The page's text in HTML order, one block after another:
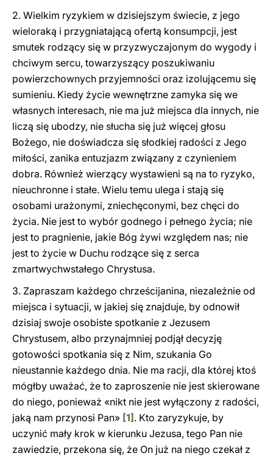
2. Wielkim ryzykiem w dzisiejszym świecie, z jego
wieloraką i przygniatającą ofertą konsumpcji, jest
smutek rodzący się w przyzwyczajonym do wygody i
chciwym sercu, towarzyszący poszukiwaniu
powierzchownych przyjemności oraz izolującemu się
sumieniu. Kiedy życie wewnętrzne zamyka się we
własnych interesach, nie ma już miejsca dla innych, nie
liczą się ubodzy, nie słucha się już więcej głosu
Bożego, nie doświadcza się słodkiej radości z Jego
miłości, zanika entuzjazm związany z czynieniem
dobra. Również wierzący wystawieni są na to ryzyko,
nieuchronne i stałe. Wielu temu ulega i stają się
osobami urażonymi, zniechęconymi, bez chęci do
życia. Nie jest to wybór godnego i pełnego życia; nie
jest to pragnienie, jakie Bóg żywi względem nas; nie
jest to życie w Duchu rodzące się z serca
zmartwychwstałego Chrystusa.
3. Zapraszam każdego chrześcijanina, niezależnie od
miejsca i sytuacji, w jakiej się znajduje, by odnowił
dzisiaj swoje osobiste spotkanie z Jezusem
Chrystusem, albo przynajmniej podjął decyzję
gotowości spotkania się z Nim, szukania Go
nieustannie każdego dnia. Nie ma racji, dla której ktoś
mógłby uważać, że to zaproszenie nie jest skierowane
do niego, ponieważ «nikt nie jest wyłączony z radości,
jaką nam przynosi Pan» [1] . Kto zaryzykuje, by
uczynić mały krok w kierunku Jezusa, tego Pan nie
zawiedzie, przekona się, że On już na niego czekał z